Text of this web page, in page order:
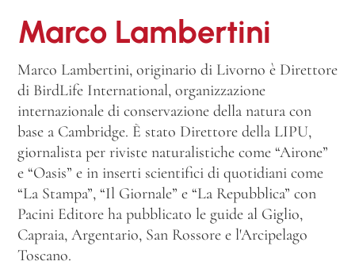
Marco Lambertini
Marco Lambertini, originario di Livorno è Direttore
di BirdLife International, organizzazione
internazionale di conservazione della natura con
base a Cambridge. È stato Direttore della LIPU,
giornalista per riviste naturalistiche come “Airone”
e “Oasis” e in inserti scientifici di quotidiani come
“La Stampa”, “Il Giornale” e “La Repubblica” con
Pacini Editore ha pubblicato le guide al Giglio,
Capraia, Argentario, San Rossore e l'Arcipelago
Toscano.